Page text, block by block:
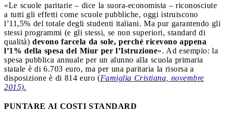
«Le scuole paritarie – dice la suora-economista – riconosciute
a tutti gli effetti come scuole pubbliche, oggi istruiscono
l’11,5% del totale degli studenti italiani. Ma pur garantendo gli
stessi programmi (e gli stessi, se non superiori, standard di
qualità) devono farcela da sole, perché ricevono appena
l’1% della spesa del Miur per l’Istruzione». Ad esempio: la
spesa pubblica annuale per un alunno alla scuola primaria
statale è di 6.703 euro, ma per una paritaria la risorsa a
disposizione è di 814 euro (Famiglia Cristiana, novembre
2015).
PUNTARE AI COSTI STANDARD